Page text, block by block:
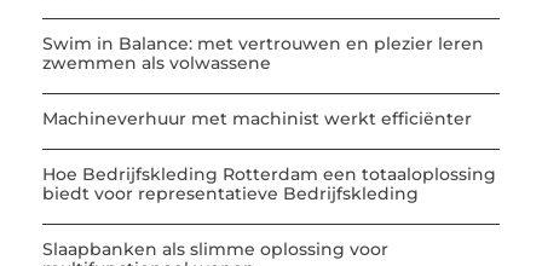
Swim in Balance: met vertrouwen en plezier leren
zwemmen als volwassene
Machineverhuur met machinist werkt efficiënter
Hoe Bedrijfskleding Rotterdam een totaaloplossing
biedt voor representatieve Bedrijfskleding
Slaapbanken als slimme oplossing voor